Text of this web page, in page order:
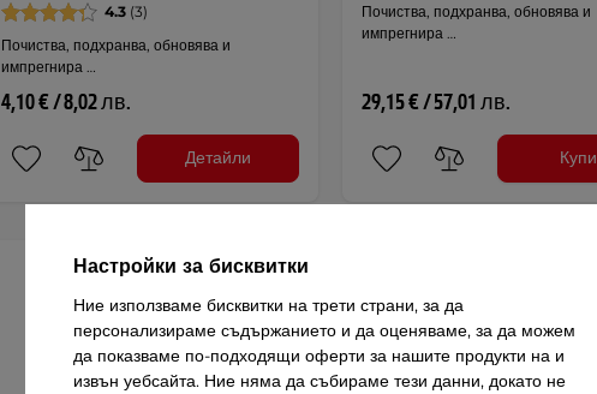
4.3 (3)
Почиства, подхранва, обновява и
импрегнира …
4,10 € / 8,02 лв.
Детайли
Почиства, подхранва, обновява и
импрегнира …
29,15 € / 57,01 лв.
Купи
Настройки за бисквитки
Ние използваме бисквитки на трети страни, за да
персонализираме съдържанието и да оценяваме, за да можем
да показваме по-подходящи оферти за нашите продукти на и
извън уебсайта. Ние няма да събираме тези данни, докато не